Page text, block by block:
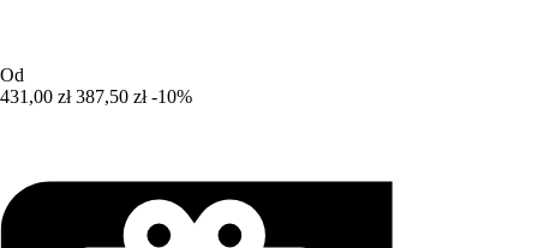
Od
431,00 zł 387,50 zł -10%